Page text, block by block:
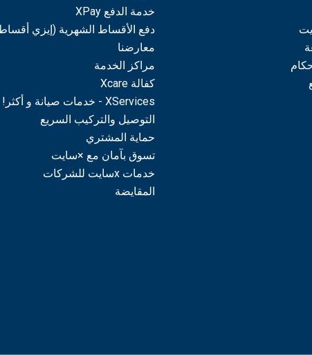
خدمة الدفع XPay
دفع الأقساط الشهرية (إيزي
معارضنا
مراكز الخدمة
كفالة Xcare
XServices - خدمات صيانة و أكثر!
التوصيل والتركيب السريع
حماية المشتري
تسوق بآمان مع ×سايت
خدمات xسايت للشركات
المقايضة